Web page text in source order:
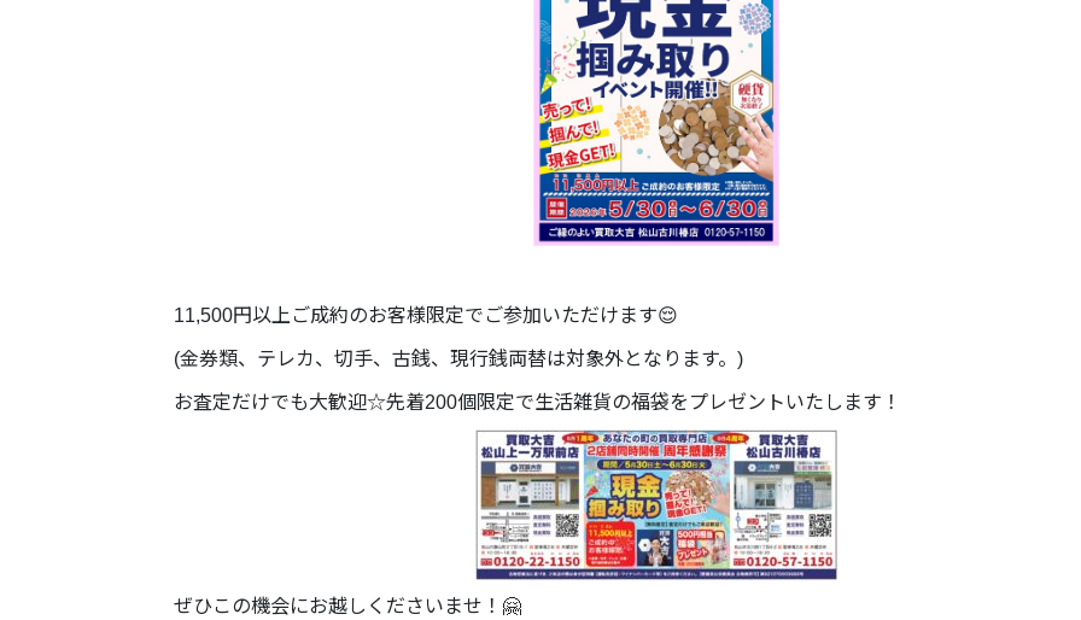
11,500円以上ご成約のお客様限定でご参加いただけます😌
(金券類、テレカ、切手、古銭、現行銭両替は対象外となります。)
お査定だけでも大歓迎☆先着200個限定で生活雑貨の福袋をプレゼントいたします！
ぜひこの機会にお越しくださいませ！🤗